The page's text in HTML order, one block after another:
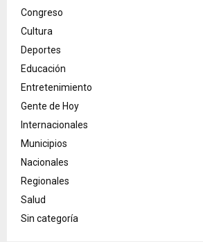
Congreso
Cultura
Deportes
Educación
Entretenimiento
Gente de Hoy
Internacionales
Municipios
Nacionales
Regionales
Salud
Sin categoría